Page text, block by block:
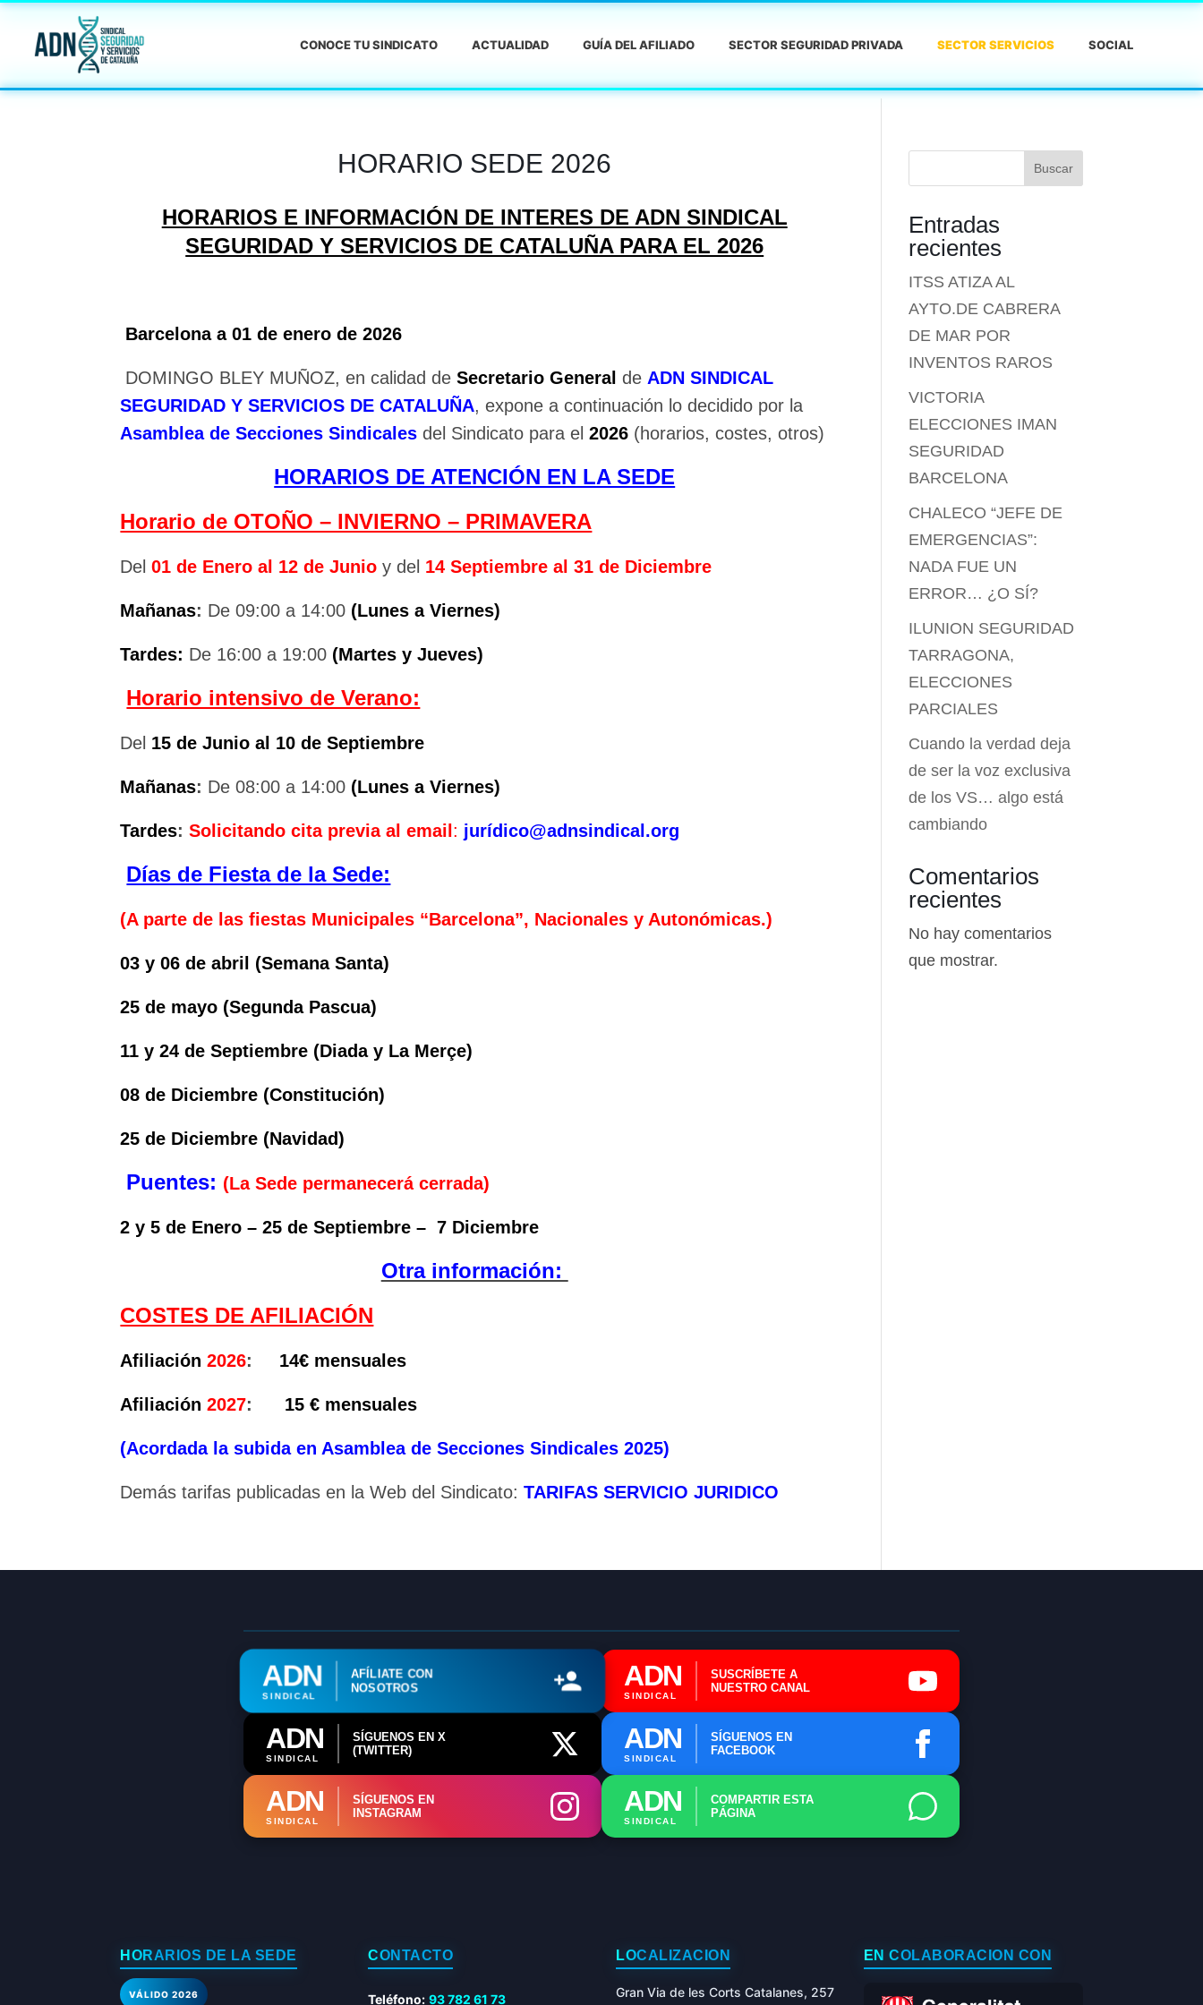
CONOCE TU SINDICATO ACTUALIDAD GUÍA DEL AFILIADO SECTOR SEGURIDAD PRIVADA SECTOR SERVICIOS SOCIAL
HORARIO SEDE 2026
HORARIOS E INFORMACIÓN DE INTERES DE ADN SINDICAL
SEGURIDAD Y SERVICIOS DE CATALUÑA PARA EL 2026
Barcelona a 01 de enero de 2026
DOMINGO BLEY MUÑOZ, en calidad deSecretario General de ADN SINDICAL
SEGURIDAD Y SERVICIOS DE CATALUÑA, expone a continuación lo decidido por la
Asamblea de Secciones Sindicales del Sindicato para el2026 (horarios, costes, otros)
HORARIOS DE ATENCIÓN EN LA SEDE
Horario de OTOÑO – INVIERNO – PRIMAVERA
Del01 de Enero al 12 de Junio y del 14 Septiembre al 31 de Diciembre
Mañanas: De 09:00 a 14:00 (Lunes a Viernes)
Tardes: De 16:00 a 19:00 (Martes y Jueves)
Horario intensivo de Verano:
Del 15 de Junio al 10 de Septiembre
Mañanas: De 08:00 a 14:00 (Lunes a Viernes)
Tardes: Solicitando cita previa al email : jurídico@adnsindical.org
Días de Fiesta de la Sede:
(A parte de las fiestas Municipales “Barcelona”, Nacionales y Autonómicas.)
03 y 06 de abril (Semana Santa)
25 de mayo (Segunda Pascua)
11 y 24 de Septiembre (Diada y La Merçe)
08 de Diciembre (Constitución)
25 de Diciembre (Navidad)
Puentes: (La Sede permanecerá cerrada)
2 y 5 de Enero – 25 de Septiembre – 7 Diciembre
Otra información:
COSTES DE AFILIACIÓN
Afiliación2026: 14€ mensuales
Afiliación 2027: 15 € mensuales
(Acordada la subida en Asamblea de Secciones Sindicales 2025)
Demás tarifas publicadas en la Web del Sindicato:TARIFAS SERVICIO JURIDICO
Buscar
Entradas
recientes
ITSS ATIZA AL
AYTO.DE CABRERA
DE MAR POR
INVENTOS RAROS
VICTORIA
ELECCIONES IMAN
SEGURIDAD
BARCELONA
CHALECO “JEFE DE
EMERGENCIAS”:
NADA FUE UN
ERROR… ¿O SÍ?
ILUNION SEGURIDAD
TARRAGONA,
ELECCIONES
PARCIALES
Cuando la verdad deja
de ser la voz exclusiva
de los VS… algo está
cambiando
Comentarios
recientes
No hay comentarios
que mostrar.
ADN
SINDICAL
AFÍLIATE CON
NOSOTROS
ADN
SINDICAL
SUSCRÍBETE A
NUESTRO CANAL
ADN
SINDICAL
SÍGUENOS EN X
(TWITTER)
ADN
SINDICAL
SÍGUENOS EN
FACEBOOK
ADN
SINDICAL
SÍGUENOS EN
INSTAGRAM
ADN
SINDICAL
COMPARTIR ESTA
PÁGINA
HORARIOS DE LA SEDE
VÁLIDO 2026
CONTACTO
Teléfono: 93 782 61 73
LOCALIZACIÓN
Gran Via de les Corts Catalanes, 257
EN COLABORACIÓN CON
ℹ️ Consulta General a Sede (Email)
⚖️ Dpto. Jurídico y Abogados (Email)
🤖 Dudas Rápidas del Convenio (IA)